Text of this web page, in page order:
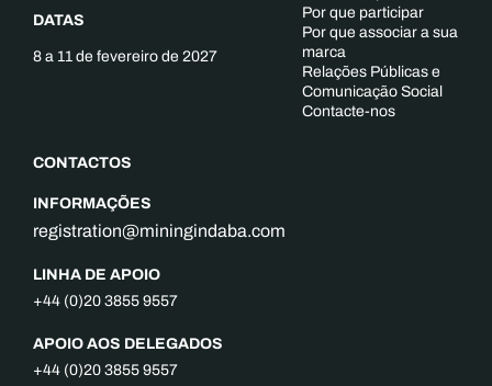
DATAS
8 a 11 de fevereiro de 2027
CONTACTOS
INFORMAÇÕES
registration@miningindaba.com
LINHA DE APOIO
+44 (0)20 3855 9557
APOIO AOS DELEGADOS
+44 (0)20 3855 9557
Por que participar
Por que associar a sua
marca
Relações Públicas e
Comunicação Social
Contacte-nos